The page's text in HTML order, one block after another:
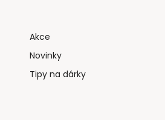
Akce
Novinky
Tipy na dárky